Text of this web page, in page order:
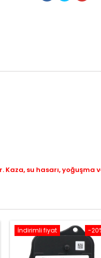
su hasarı, yoğuşma
-
İndirimli fiyat